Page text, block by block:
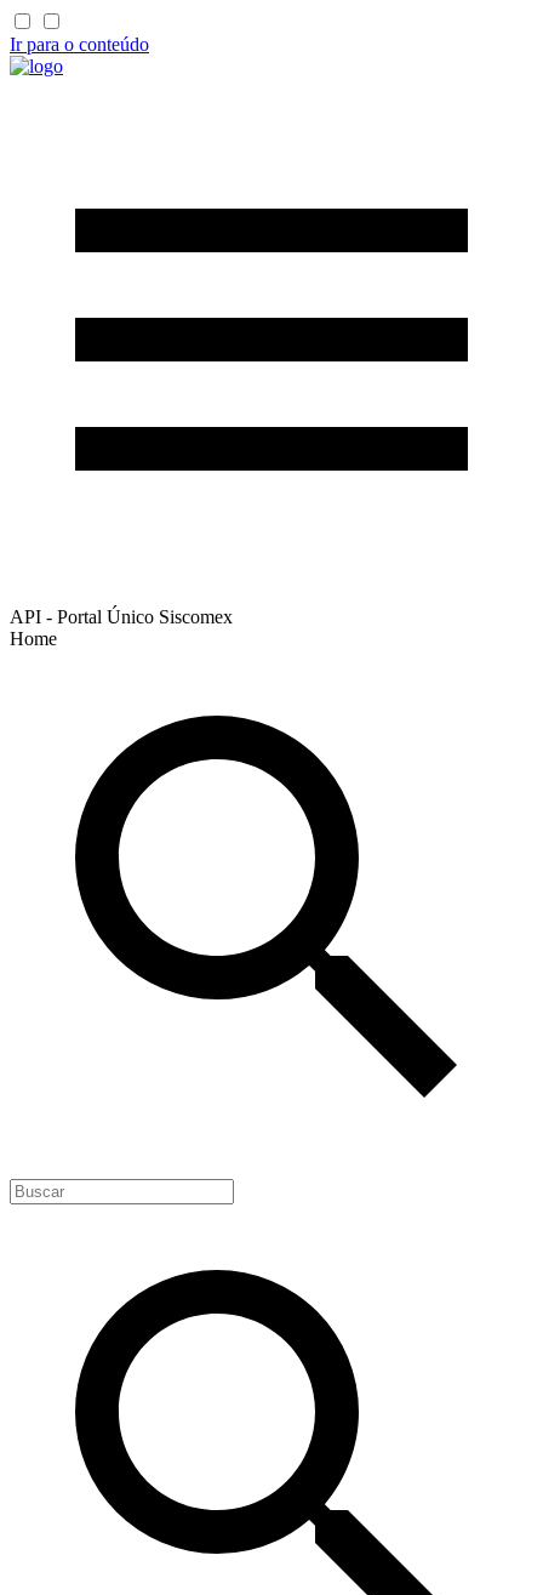
Ir para o conteúdo
API - Portal Único Siscomex
Home